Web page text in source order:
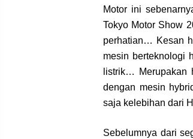
Motor ini
Tokyo Motor Show
perhatian… Kesan
mesin berteknologi
listrik… Merupakan
dengan mesin
saja kelebihan dari
Sebelumnya dari